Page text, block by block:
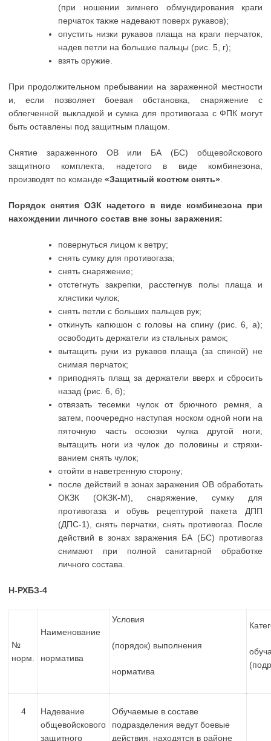
(при ношении зимнего обмундирования краги
перчаток также надевают поверх рукавов);
опустить низки рукавов плаща на краги перчаток,
надев петли на большие пальцы (рис. 5, г);
взять оружие.
При продолжительном пребывании на зараженной местности
и, если позволяет боевая обстановка, снаряжение с
облегченной выкладкой и сумка для противогаза с ФПК могут
быть оставлены под защитным плащом.
Снятие зараженного ОВ или БА (БС) общевойскового
защитного комплекта, надетого в виде комбинезона,
производят по команде «Защитный костюм снять».
Порядок снятия ОЗК надетого в виде комбинезона при
нахождении личного состав вне зоны заражения:
повернуться лицом к ветру;
снять сумку для противогаза;
снять снаряжение;
отстегнуть закрепки, расстегнув полы плаща и
хлястики чулок;
снять петли с больших пальцев рук;
откинуть капюшон с головы на спину (рис. 6, а);
освободить держатели из стальных рамок;
вытащить руки из рукавов плаща (за спиной) не
снимая перчаток;
приподнять плащ за держатели вверх и сбросить
назад (рис. 6, б);
отвязать тесемки чулок от брючного ремня, а
затем, поочередно наступая носком одной ноги на
пяточную часть осоюзки чулка другой ноги,
вытащить ноги из чулок до половины и стряхи-
ванием снять чулок;
отойти в наветренную сторону;
после действий в зонах заражения ОВ обработать
ОКЗК (ОКЗК-М), снаряжение, сумку для
противогаза и обувь рецептурой пакета ДПП
(ДПС-1), снять перчатки, снять противогаз. После
действий в зонах заражения БА (БС) противогаз
снимают при полной санитарной обработке
личного состава.
Н-РХБЗ-4
№
норм.
Наименование
норматива
Условия
(порядок) выполнения
норматива
4
Надевание
общевойскового
защитного
Обучаемые в составе
подразделения ведут боевые
действия, находятся в районе